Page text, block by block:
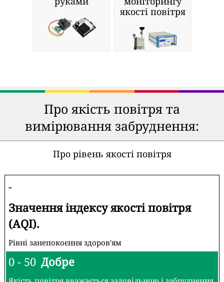
якості повітря
Про якість повітря та
вимірювання забруднення:
Про рівень якості повітря
-
Значення індексу якості повітря
(AQI).
Рівні занепокоєння здоров'ям
0 - 50 Добре